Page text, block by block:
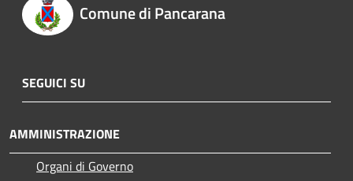
Comune di Pancarana
SEGUICI SU
AMMINISTRAZIONE
Organi di Governo